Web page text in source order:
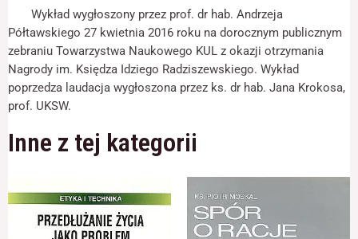
Wykład wygłoszony przez prof. dr hab. Andrzeja
Półtawskiego 27 kwietnia 2016 roku na dorocznym publicznym
zebraniu Towarzystwa Naukowego KUL z okazji otrzymania
Nagrody im. Księdza Idziego Radziszewskiego. Wykład
poprzedza laudacja wygłoszona przez ks. dr hab. Jana Krokosa,
prof. UKSW.
Inne z tej kategorii
cookie, niektóre
funkcje znikną ze
strony
internetowej.
podczas
strony, zwiększasz
szansę na
zobaczenie